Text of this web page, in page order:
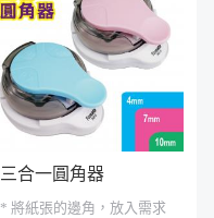
三合一圓角器
* 將紙張的邊角，放入需求